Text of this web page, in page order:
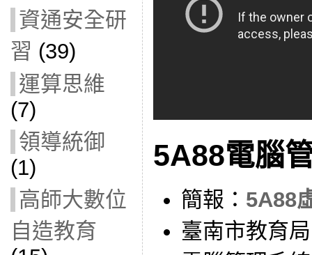
資通安全研
習 (39)
運算思維
(7)
領導統御
(1)
高師大數位
自造教育
5A88電腦
簡報： 5A88
臺南市教育